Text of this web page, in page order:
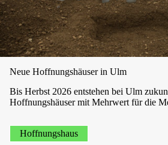
Neue Hoffnungshäuser in Ulm
Bis Herbst 2026 entstehen bei Ulm
Hoffnungshäuser mit Mehrwert für die
Hoffnungshaus